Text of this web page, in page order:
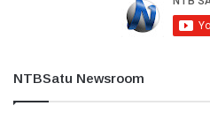
NTBSatu Newsroom